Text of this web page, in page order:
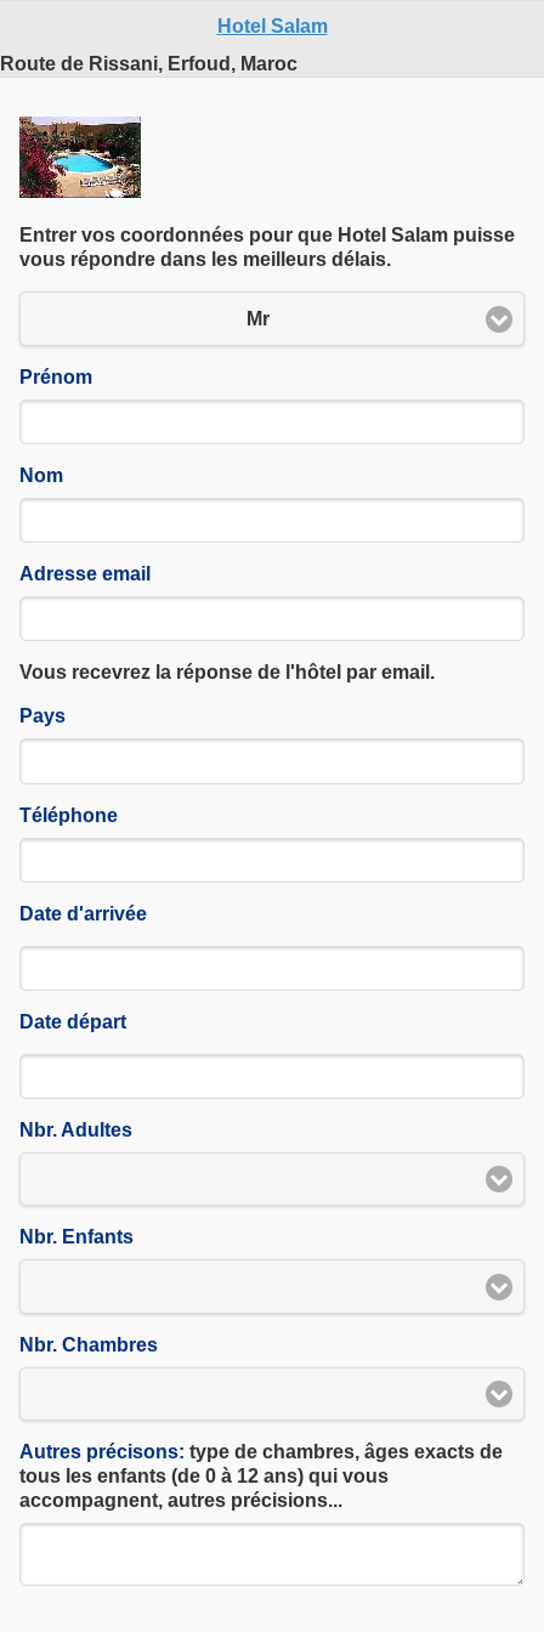
Hotel Salam
Route de Rissani, Erfoud, Maroc
Entrer vos coordonnées pour que Hotel Salam puisse
vous répondre dans les meilleurs délais.
Mr
Prénom
Nom
Adresse email
Vous recevrez la réponse de l'hôtel par email.
Pays
Téléphone
Date d'arrivée
Date départ
Nbr. Adultes
Nbr. Enfants
Nbr. Chambres
Autres précisons: type de chambres, âges exacts de
tous les enfants (de 0 à 12 ans) qui vous
accompagnent, autres précisions...